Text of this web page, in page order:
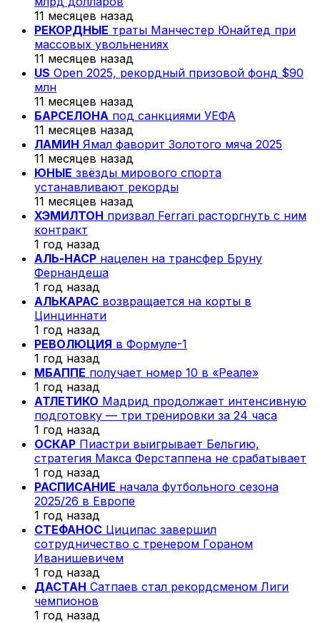
11 месяцев назад
РЕКОРДНЫЕ траты Манчестер Юнайтед при
массовых увольнениях
11 месяцев назад
US Open 2025, рекордный призовой фонд $90
млн
11 месяцев назад
БАРСЕЛОНА под санкциями УЕФА
11 месяцев назад
ЛАМИН Ямал фаворит Золотого мяча 2025
11 месяцев назад
ЮНЫЕ звёзды мирового спорта
устанавливают рекорды
11 месяцев назад
ХЭМИЛТОН призвал Ferrari расторгнуть с ним
контракт
1 год назад
АЛЬ-НАСР нацелен на трансфер Бруну
Фернандеша
1 год назад
АЛЬКАРАС возвращается на корты в
Цинциннати
1 год назад
РЕВОЛЮЦИЯ в Формуле-1
1 год назад
МБАППЕ получает номер 10 в «Реале»
1 год назад
АТЛЕТИКО Мадрид продолжает интенсивную
подготовку — три тренировки за 24 часа
1 год назад
ОСКАР Пиастри выигрывает Бельгию,
стратегия Макса Ферстаппена не срабатывает
1 год назад
РАСПИСАНИЕ начала футбольного сезона
2025/26 в Европе
1 год назад
СТЕФАНОС Циципас завершил
сотрудничество с тренером Гораном
Иванишевичем
1 год назад
ДАСТАН Сатпаев стал рекордсменом Лиги
чемпионов
1 год назад